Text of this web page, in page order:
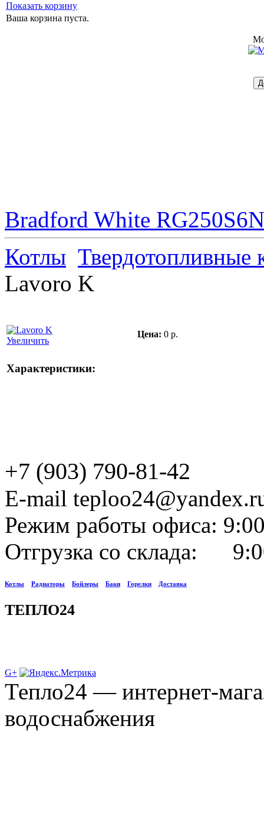
Показать корзину
Ваша корзина пуста.
Bradford White
Котлы Твердотопливные
Lavoro K
Увеличить
Цена: 0 р.
Характеристики:
+7 (903) 790-81-42
E-mail
Режим работы офиса:
Отгрузка со склада:
Котлы Радиаторы Бойлеры Баки Горелки Доставка
ТЕПЛО24
G+
Тепло24 — интернет-
водоснабжения